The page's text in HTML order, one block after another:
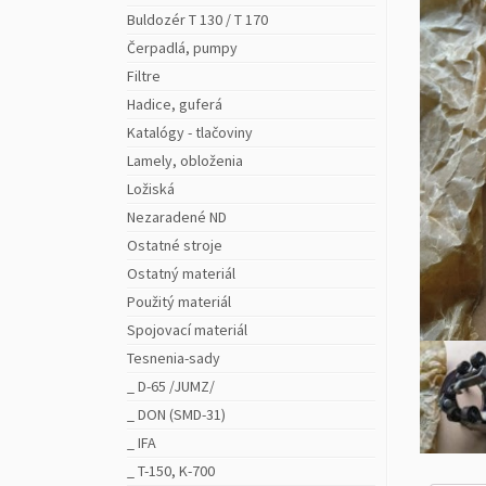
Buldozér T 130 / T 170
Čerpadlá, pumpy
Filtre
Hadice, guferá
Katalógy - tlačoviny
Lamely, obloženia
Ložiská
Nezaradené ND
Ostatné stroje
Ostatný materiál
Použitý materiál
Spojovací materiál
Tesnenia-sady
_ D-65 /JUMZ/
_ DON (SMD-31)
_ IFA
_ T-150, K-700